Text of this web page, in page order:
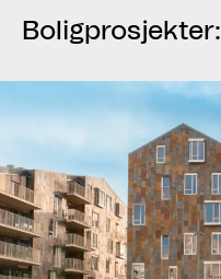
Boligprosjekter: